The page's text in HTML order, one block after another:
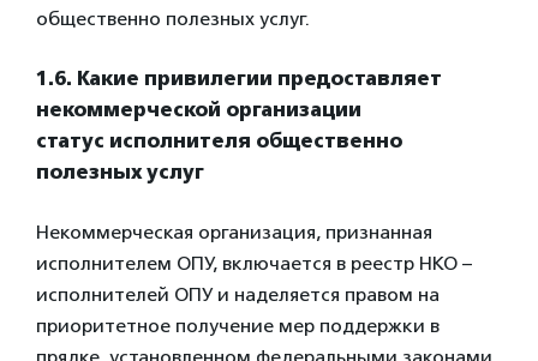
общественно полезных услуг.
1.6. Какие привилегии предоставляет
некоммерческой организации
статус исполнителя общественно
полезных услуг
Некоммерческая организация, признанная
исполнителем ОПУ, включается в реестр НКО –
исполнителей ОПУ и наделяется правом на
приоритетное получение мер поддержки в